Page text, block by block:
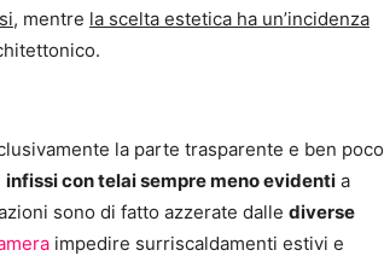
, mentre la scelta estetica ha un’incidenza
la parte trasparente e ben poco
infissi con telai sempre meno evidenti a
sono di fatto azzerate dalle diverse
impedire surriscaldamenti estivi e